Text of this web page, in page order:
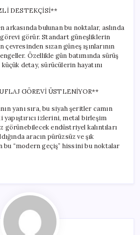
DESTEKÇİSİ**
arkasında bulunan bu noktalar, aslında
görevi görür. Standart güneşliklerin
çevresinden sızan güneş ışınlarının
Özellikle gün batımında sürüş
detay, sürücülerin hayatını
GÖREVİ ÜSTLENİYOR**
yanı sıra, bu siyah şeritler camın
izlerini, metal birleşim
görünebilecek endüstriyel kalıntıları
aracın pürüzsüz ve şık
bu “modern geçiş” hissini bu noktalar